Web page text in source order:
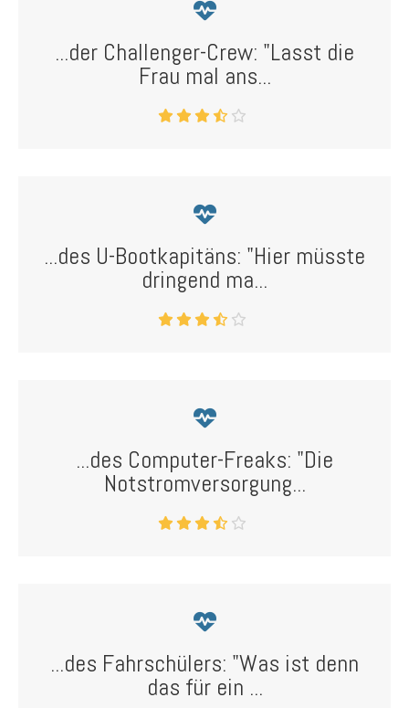
...der Challenger-Crew: "Lasst die
Frau mal ans...
...des U-Bootkapitäns: "Hier müsste
dringend ma...
...des Computer-Freaks: "Die
Notstromversorgung...
...des Fahrschülers: "Was ist denn
das für ein ...